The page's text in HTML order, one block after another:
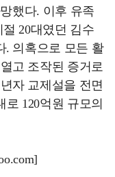
했다. 이후 유족
20대였던 김수
. 의혹으로 모든 활
고 조작된 증거로
자 교제설을 전면
120억원 규모의